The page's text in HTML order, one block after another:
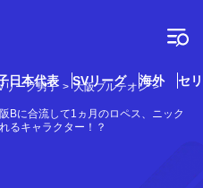
日本代表 SVリーグ 海外 セ
リーグ男子
大阪ブルテオン
Bに合流して1ヵ月のロペス、ニック
るキャラクター！？